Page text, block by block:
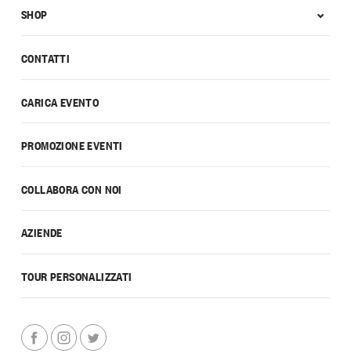
CONTATTI
CARICA EVENTO
PROMOZIONE EVENTI
COLLABORA CON NOI
AZIENDE
TOUR PERSONALIZZATI
SHOP